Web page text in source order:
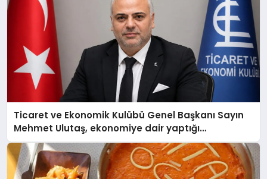
Ticaret ve Ekonomik Kulübü Genel Başkanı Sayın
Mehmet Ulutaş, ekonomiye dair yaptığı
açıklamada şunları kaydetti: